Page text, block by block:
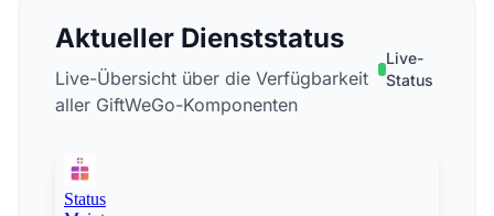
Aktueller Dienststatus
Live-Übersicht über die Verfügbarkeit
aller GiftWeGo-Komponenten
Live-
Status